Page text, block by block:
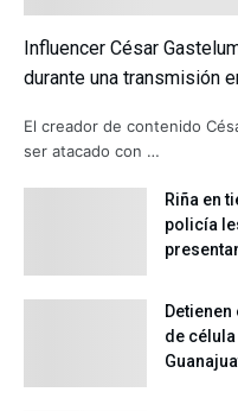
Influencer César
durante una transmisión
El creador de contenido
ser atacado con …
Riña en
policía
de